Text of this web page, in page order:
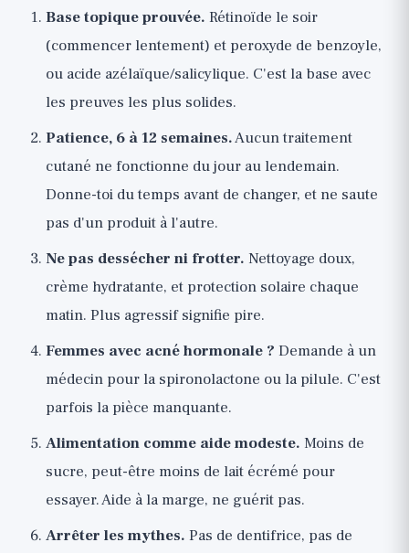
Base topique prouvée. Rétinoïde le soir
(commencer lentement) et peroxyde de benzoyle,
ou acide azélaïque/salicylique. C'est la base avec
les preuves les plus solides.
Patience, 6 à 12 semaines.Aucun traitement
cutané ne fonctionne du jour au lendemain.
Donne-toi du temps avant de changer, et ne saute
pas d'un produit à l'autre.
Ne pas dessécher ni frotter. Nettoyage doux,
crème hydratante, et protection solaire chaque
matin. Plus agressif signifie pire.
Femmes avec acné hormonale ? Demande à un
médecin pour la spironolactone ou la pilule. C'est
parfois la pièce manquante.
Alimentation comme aide modeste. Moins de
sucre, peut-être moins de lait écrémé pour
essayer. Aide à la marge, ne guérit pas.
Arrêter les mythes. Pas de dentifrice, pas de